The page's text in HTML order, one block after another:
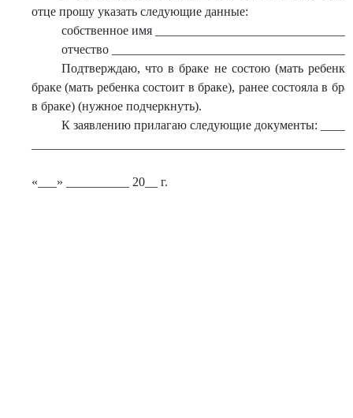
отце прошу указать следующие данные:
собственное имя
отчество
Подтверждаю, что в браке не состою (мать
браке (мать ребенка состоит в браке), ранее состояла в
в браке) (нужное подчеркнуть).
К заявлению прилагаю следующие документы:
«___» __________ 20__ г.